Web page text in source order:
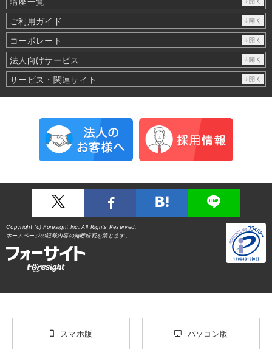
ご利用ガイド ↓開く
コーポレート ↓開く
法人向けサービス ↓開く
サービス・関連サイト ↓開く
Copyright (c) Foresight Inc. All Rights Reserved.
ホームページの記載内容の無断転載を禁じます。
スマホ版 パソコン版